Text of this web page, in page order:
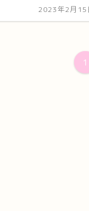
2023年2月15
1